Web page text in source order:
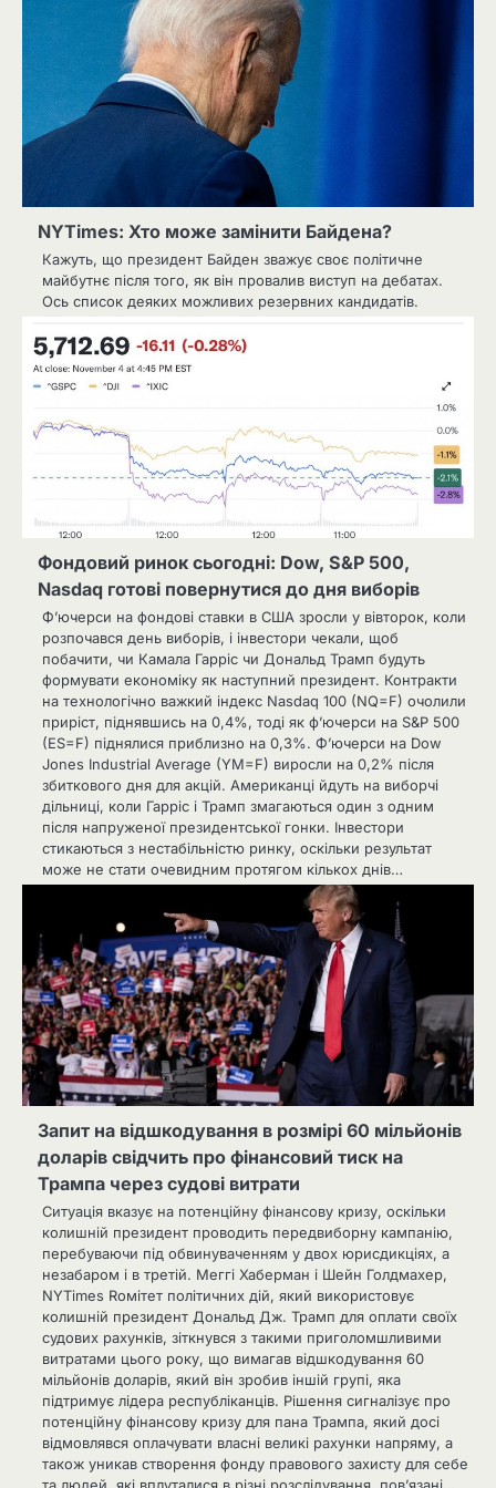
NYTimes: Хто може замінити Байдена?
Кажуть, що президент Байден зважує своє політичне
майбутнє після того, як він провалив виступ на дебатах.
Ось список деяких можливих резервних кандидатів.
Фондовий ринок сьогодні: Dow, S&P 500,
Nasdaq готові повернутися до дня виборів
Ф’ючерси на фондові ставки в США зросли у вівторок, коли
розпочався день виборів, і інвестори чекали, щоб
побачити, чи Камала Гарріс чи Дональд Трамп будуть
формувати економіку як наступний президент. Контракти
на технологічно важкий індекс Nasdaq 100 (NQ=F) очолили
приріст, піднявшись на 0,4%, тоді як ф’ючерси на S&P 500
(ES=F) піднялися приблизно на 0,3%. Ф’ючерси на Dow
Jones Industrial Average (YM=F) виросли на 0,2% після
збиткового дня для акцій. Американці йдуть на виборчі
дільниці, коли Гарріс і Трамп змагаються один з одним
після напруженої президентської гонки. Інвестори
стикаються з нестабільністю ринку, оскільки результат
може не стати очевидним протягом кількох днів…
Запит на відшкодування в розмірі 60 мільйонів
доларів свідчить про фінансовий тиск на
Трампа через судові витрати
Ситуація вказує на потенційну фінансову кризу, оскільки
колишній президент проводить передвиборну кампанію,
перебуваючи під обвинуваченням у двох юрисдикціях, а
незабаром і в третій. Меггі Хаберман і Шейн Голдмахер,
NYTimes Rомітет політичних дій, який використовує
колишній президент Дональд Дж. Трамп для оплати своїх
судових рахунків, зіткнувся з такими приголомшливими
витратами цього року, що вимагав відшкодування 60
мільйонів доларів, який він зробив іншій групі, яка
підтримує лідера республіканців. Рішення сигналізує про
потенційну фінансову кризу для пана Трампа, який досі
відмовлявся оплачувати власні великі рахунки напряму, а
також уникав створення фонду правового захисту для себе